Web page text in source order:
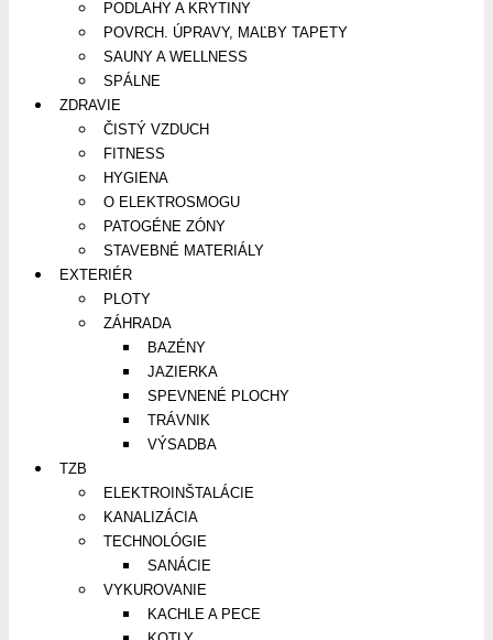
PODLAHY A KRYTINY
POVRCH. ÚPRAVY, MAĽBY TAPETY
SAUNY A WELLNESS
SPÁLNE
ZDRAVIE
ČISTÝ VZDUCH
FITNESS
HYGIENA
O ELEKTROSMOGU
PATOGÉNE ZÓNY
STAVEBNÉ MATERIÁLY
EXTERIÉR
PLOTY
ZÁHRADA
BAZÉNY
JAZIERKA
SPEVNENÉ PLOCHY
TRÁVNIK
VÝSADBA
TZB
ELEKTROINŠTALÁCIE
KANALIZÁCIA
TECHNOLÓGIE
SANÁCIE
VYKUROVANIE
KACHLE A PECE